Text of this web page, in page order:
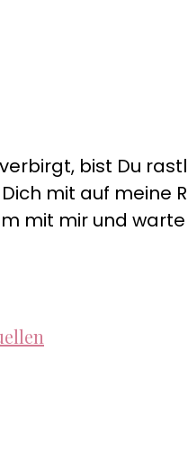
bist Du
mit auf meine
mit mir und